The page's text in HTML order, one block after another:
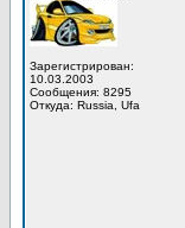
Зарегистрирован:
10.03.2003
Сообщения: 8295
Откуда: Russia, Ufa